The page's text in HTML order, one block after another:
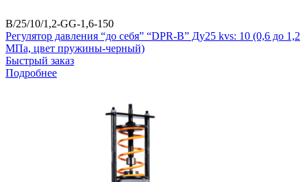
B/25/10/1,2-GG-1,6-150
Регулятор давления “до себя” “DPR-B” Ду25 kvs: 10 (0,6 до 1,2
МПа, цвет пружины-черный)
Быстрый заказ
Подробнее